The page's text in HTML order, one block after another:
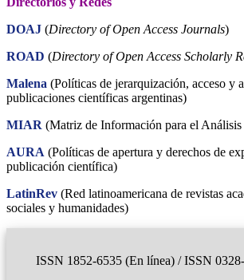
DOAJ (Directory of Open Access Journals)
ROAD (Directory of Open Access Scholarly
Malena (Políticas de jerarquización, acceso y
publicaciones científicas argentinas)
MIAR (Matriz de Información para el Análisis
AURA (Políticas de apertura y derechos de
publicación científica)
LatinRev (Red latinoamericana de revistas
sociales y humanidades)
ISSN 1852-6535 (En línea) / ISSN